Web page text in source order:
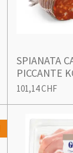
SPIANATA
PICCANTE
101,14 CHF